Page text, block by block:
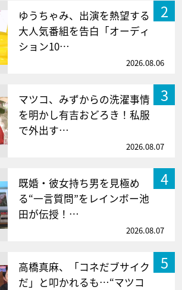
2
ゆうちゃみ、出演を熱望する
大人気番組を告白「オーディ
ション10…
2026.08.06
3
マツコ、みずからの洗濯事情
を明かし有吉おどろき！私服
で外出す…
2026.08.07
4
既婚・彼女持ち男を見極め
る“一言質問”をレインボー池
田が伝授！…
2026.08.07
5
高橋真麻、「コネだブサイク
だ」と叩かれるも…“マツコ